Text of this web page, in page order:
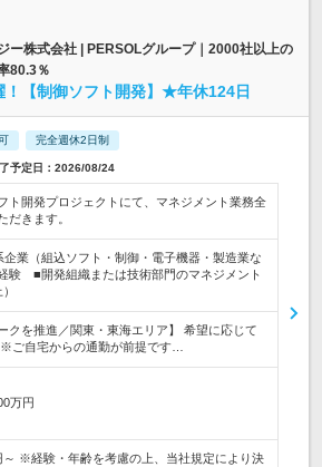
ー株式会社 | PERSOLグループ｜2000社以上の
80.3％
！【制御ソフト開発】★年休124日
完全週休2日制
予定日：2026/08/24
ト開発プロジェクトにて、マネジメント業務全
だきます。
業（組込ソフト・制御・電子機器・製造業な
験 ■開発組織または技術部門のマネジメント
クを推進／関東・東海エリア】 希望に応じて
ご自宅からの通勤が前提です…
万円
～ ※経験・年齢を考慮の上、当社規定により決